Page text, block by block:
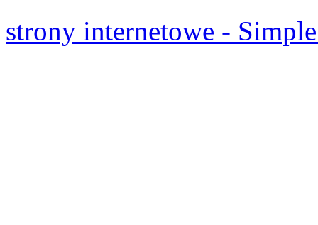
strony internetowe -